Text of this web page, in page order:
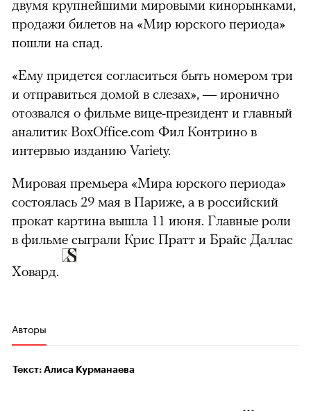
двумя крупнейшими мировыми кинорынками,
продажи билетов на «Мир юрского периода»
пошли на спад.
«Ему придется согласиться быть номером три
и отправиться домой в слезах», — иронично
отозвался о фильме вице-президент и главный
аналитик BoxOffice.com Фил Контрино в
интервью изданию Variety.
Мировая премьера «Мира юрского периода»
состоялась 29 мая в Париже, а в российский
прокат картина вышла 11 июня. Главные роли
в фильме сыграли Крис Пратт и Брайс Даллас
Ховард.
Авторы
Текст: Алиса Курманаева